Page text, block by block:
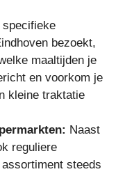
bezoekt,
maaltijden je
en voorkom je
kleine traktatie
Naast
reguliere
steeds